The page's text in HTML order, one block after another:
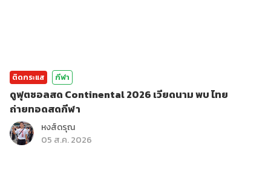
ติดกระแส กีฬา
ดูฟุตซอลสด Continental 2026 เวียดนาม พบ ไทย
ถ่ายทอดสดกีฬา
หงส์ดรุณ
05 ส.ค. 2026